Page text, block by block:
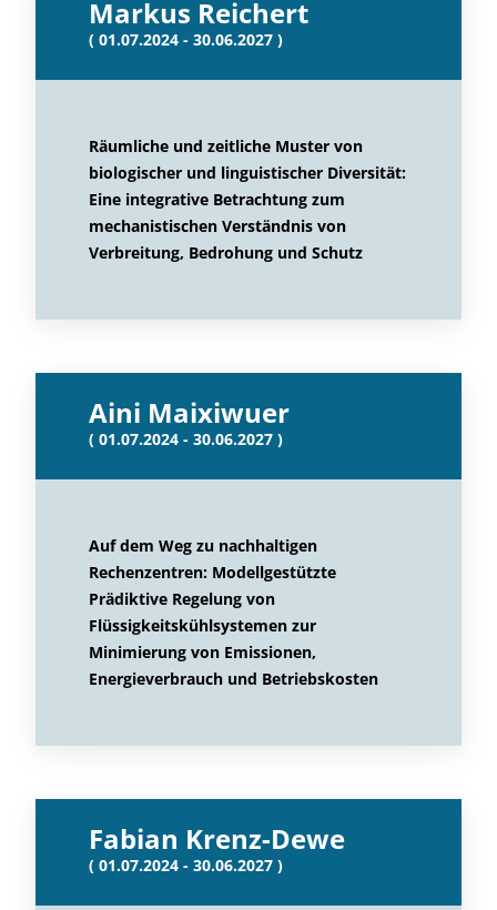
Markus Reichert
( 01.07.2024 - 30.06.2027 )
Räumliche und zeitliche Muster von
biologischer und linguistischer Diversität:
Eine integrative Betrachtung zum
mechanistischen Verständnis von
Verbreitung, Bedrohung und Schutz
Aini Maixiwuer
( 01.07.2024 - 30.06.2027 )
Auf dem Weg zu nachhaltigen
Rechenzentren: Modellgestützte
Prädiktive Regelung von
Flüssigkeitskühlsystemen zur
Minimierung von Emissionen,
Energieverbrauch und Betriebskosten
Fabian Krenz-Dewe
( 01.07.2024 - 30.06.2027 )